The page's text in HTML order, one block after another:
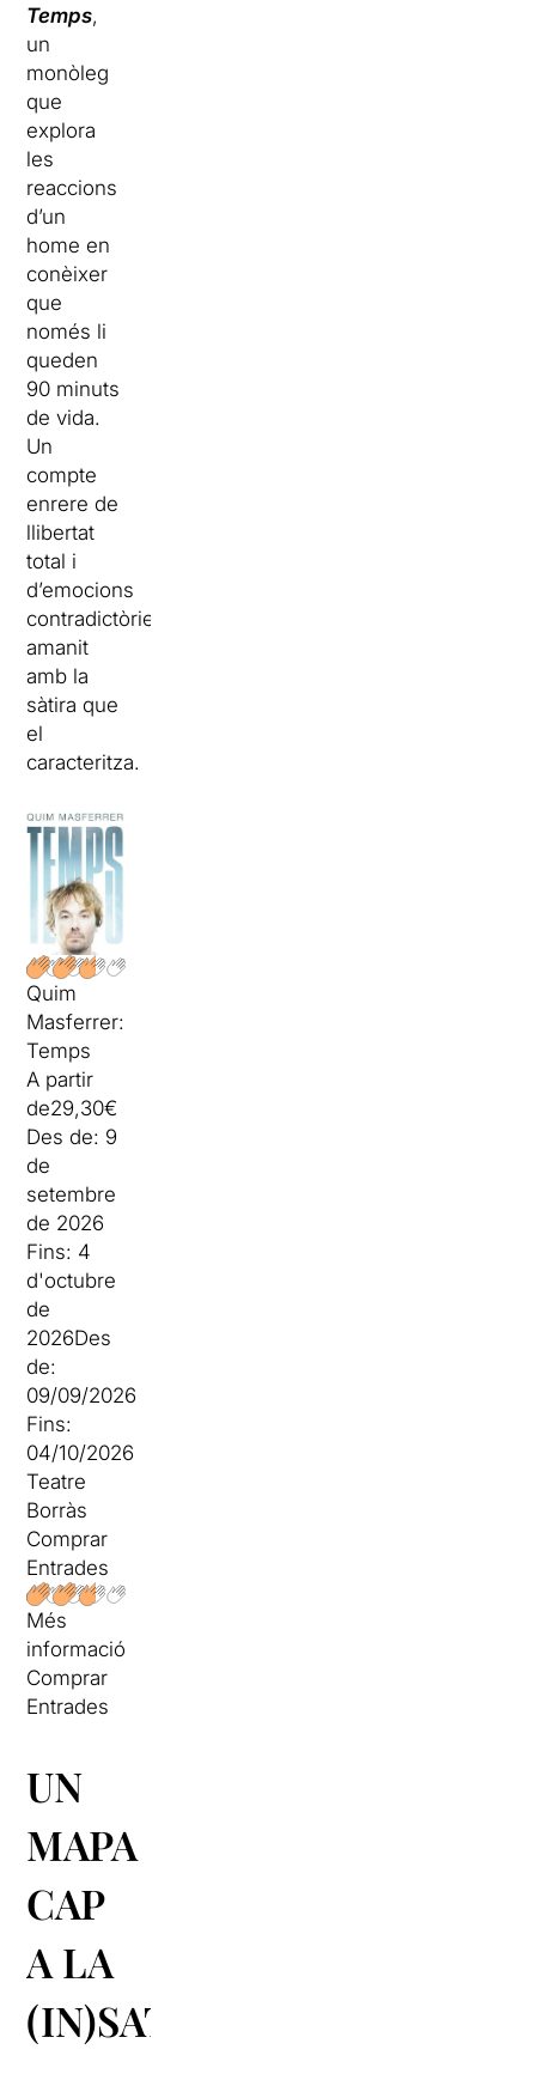
Temps,
un
monòleg
que
explora
les
reaccions
d’un
home en
conèixer
que
només li
queden
90 minuts
de vida.
Un
compte
enrere de
llibertat
total i
d’emocions
contradictòries,
amanit
amb la
sàtira que
el
caracteritza.
Quim
Masferrer:
Temps
A partir
de29,30€
Des de: 9
de
setembre
de 2026
Fins: 4
d'octubre
de
2026Des
de:
09/09/2026
Fins:
04/10/2026
Teatre
Borràs
Comprar
Entrades
Més
informació
Comprar
Entrades
UN
MAPA
CAP
A LA
(IN)SATISFACCIÓ